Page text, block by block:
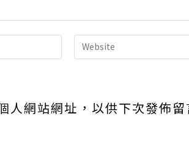
Enter
your
(optional)
人網站網址，以供下次發佈